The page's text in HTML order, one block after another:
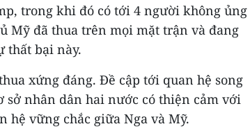
trong khi đó có tới 4 người không ủng
Mỹ đã thua trên mọi mặt trận và đang
thất bại này.
xứng đáng. Đề cập tới quan hệ song
nhân dân hai nước có thiện cảm với
hệ vững chắc giữa Nga và Mỹ.